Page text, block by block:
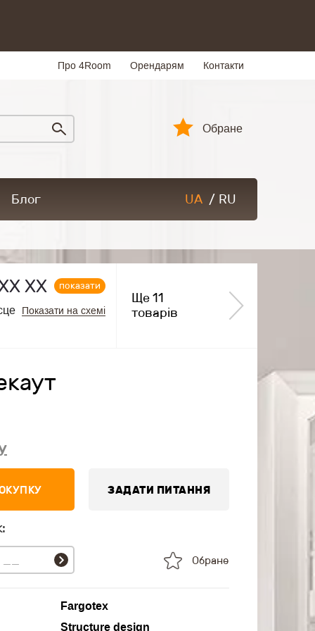
Про 4Room Орендарям Контакти
Обране
Блог UA / RU
ХХ показати
Показати на схемі
Ще 11
товарів
ЗАДАТИ ПИТАННЯ
Обране
Fargotex
Structure design